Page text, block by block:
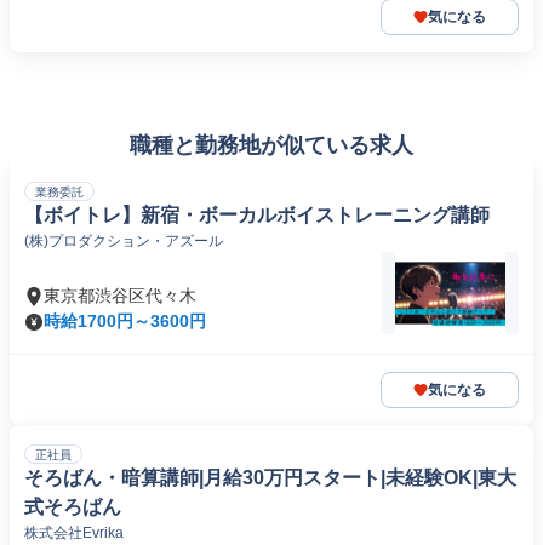
気になる
職種と勤務地が似ている求人
業務委託
【ボイトレ】新宿・ボーカルボイストレーニング講師
(株)プロダクション・アズール
東京都渋谷区代々木
時給1700円～3600円
気になる
正社員
そろばん・暗算講師|月給30万円スタート|未経験OK|東大
式そろばん
株式会社Evrika